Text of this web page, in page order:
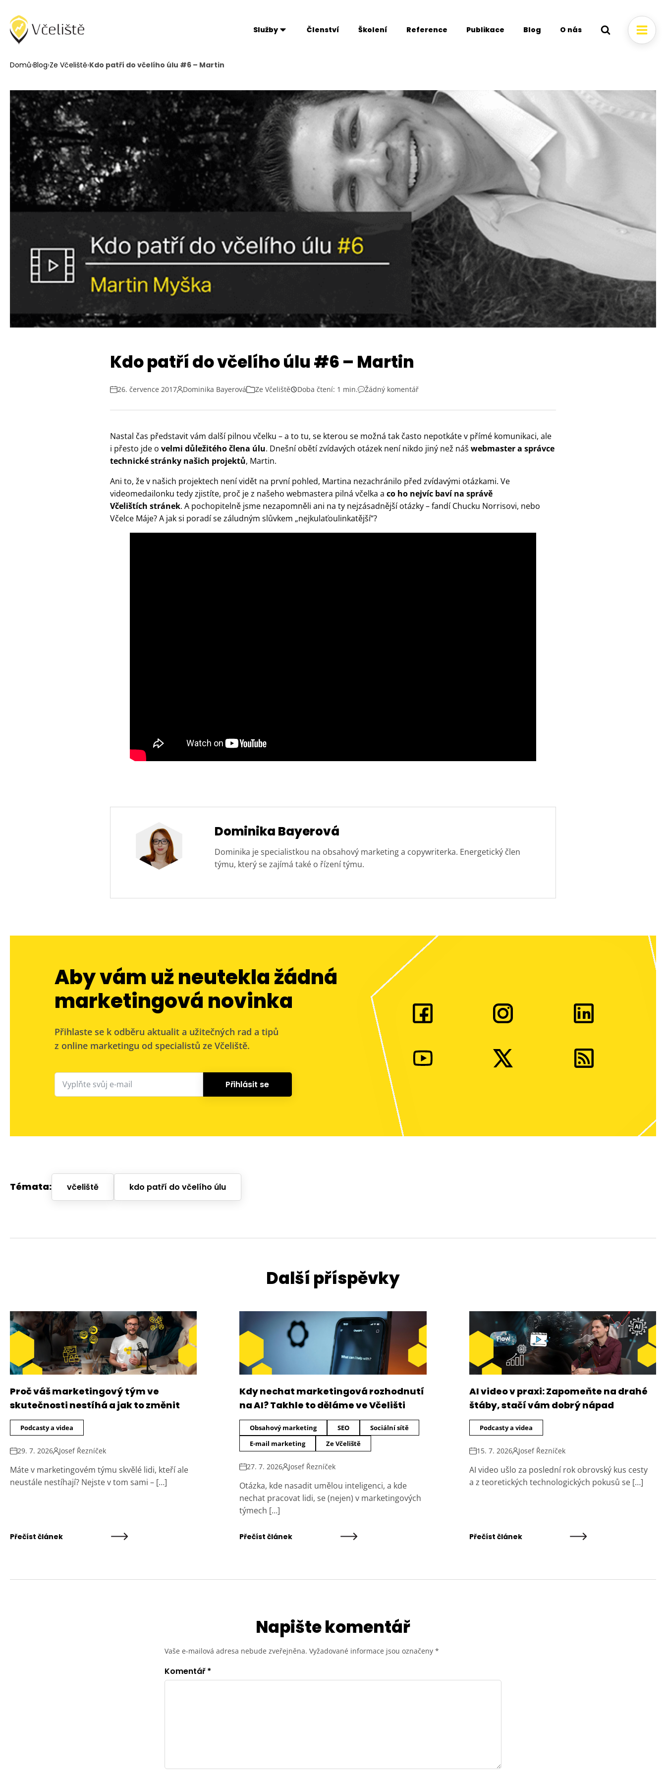
Služby Členství Školení Reference Publikace Blog O nás
Domů›Blog›Ze Včeliště›Kdo patří do včelího úlu #6 – Martin
Kdo patří do včelího úlu #6 – Martin
26. července 2017 Dominika Bayerová Ze Včeliště Doba čtení: 1 min. Žádný komentář
Nastal čas představit vám další pilnou včelku – a to tu, se kterou se možná tak často nepotkáte v přímé komunikaci, ale
i přesto jde o velmi důležitého člena úlu. Dnešní obětí zvídavých otázek není nikdo jiný než náš webmaster a správce
technické stránky našich projektů, Martin.
Ani to, že v našich projektech není vidět na první pohled, Martina nezachránilo před zvídavými otázkami. Ve
videomedailonku tedy zjistíte, proč je z našeho webmastera pilná včelka a co ho nejvíc baví na správě
Včelištích stránek. A pochopitelně jsme nezapomněli ani na ty nejzásadnější otázky – fandí Chucku Norrisovi, nebo
Včelce Máje? A jak si poradí se záludným slůvkem „nejkulaťoulinkatější“?
Dominika Bayerová
Dominika je specialistkou na obsahový marketing a copywriterka. Energetický člen
týmu, který se zajímá také o řízení týmu.
Aby vám už neutekla žádná
marketingová novinka
Přihlaste se k odběru aktualit a užitečných rad a tipů
z online marketingu od specialistů ze Včeliště.
Přihlásit se
Témata: včeliště kdo patří do včelího úlu
Další příspěvky
Proč váš marketingový tým ve
skutečnosti nestíhá a jak to změnit
Podcasty a videa
29. 7. 2026 Josef Řezníček
Máte v marketingovém týmu skvělé lidi, kteří ale
neustále nestíhají? Nejste v tom sami – […]
Přečíst článek
Kdy nechat marketingová rozhodnutí
na AI? Takhle to děláme ve Včelišti
Obsahový marketing SEO
Sociální sítě
E-mail marketing
Ze Včeliště
27. 7. 2026 Josef Řezníček
Otázka, kde nasadit umělou inteligenci, a kde
nechat pracovat lidi, se (nejen) v marketingových
týmech […]
Přečíst článek
AI video v praxi: Zapomeňte na drahé
štáby, stačí vám dobrý nápad
Podcasty a videa
15. 7. 2026 Josef Řezníček
AI video ušlo za poslední rok obrovský kus cesty
a z teoretických technologických pokusů se […]
Přečíst článek
Napište komentář
Vaše e-mailová adresa nebude zveřejněna. Vyžadované informace jsou označeny *
Komentář*